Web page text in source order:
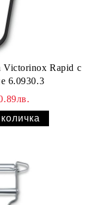
Victorinox Rapid с
гладко острие 6.0930.3